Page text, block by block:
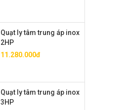
Quạt ly tâm trung áp inox
2HP
11.280.000đ
Quạt ly tâm trung áp inox
3HP